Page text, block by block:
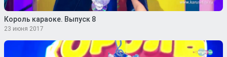
Король караоке. Выпуск 8
23 июня 2017